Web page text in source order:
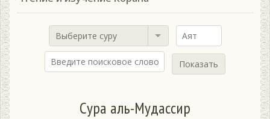
Выберите суру
Показать
Сура аль-Мудассир